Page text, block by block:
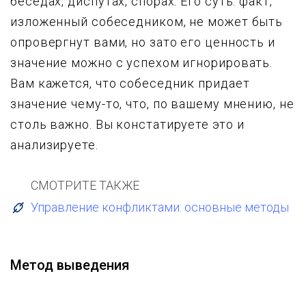
изложенный собеседником, не может быть
опровергнут вами, но зато его ценность и
значение можно с успехом игнорировать.
Вам кажется, что собеседник придает
значение чему-то, что, по вашему мнению, не
столь важно. Вы констатируете это и
анализируете.
СМОТРИТЕ ТАКЖЕ
Управление конфликтами: основные методы
Метод выведения